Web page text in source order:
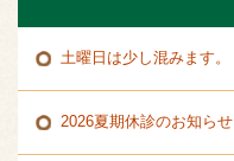
土曜日は少し混みます。
2026夏期休診のお知らせ